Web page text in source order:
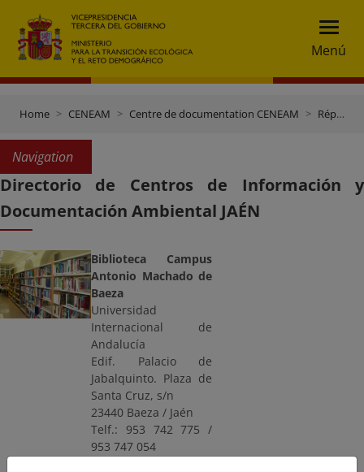
Menú
Home CENEAM Centre de documentation CENEAM Répertoire des centres de documentation
Navigation
Directorio de Centros de Información y
Documentación Ambiental JAÉN
Biblioteca Campus
Antonio Machado de
Baeza
Universidad
Internacional de
Andalucía
Edif. Palacio de
Jabalquinto. Plaza de
Santa Cruz, s/n
23440 Baeza / Jaén
Telf.: 953 742 775 /
953 747 054